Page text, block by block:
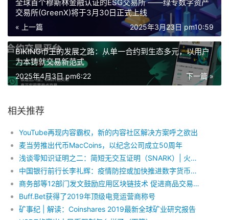
全球首个穆斯林金融认证的ESG交易所 ——绿专数字资产
交易所(GreenX)将于3月30日正式上线
« 上一篇 2025年3月23日 pm10:59
BIKING币王的发展之路：从单一合约到生态多元，以用户
为本铸就交易新范式
下一篇 »
2025年4月3日 pm6:22
相关推荐
YouTube再现内容霸权，新的内容社区解决方案呼之欲出
麦当劳推出代币MacCoins，以纪念公司成立50周年
浅谈零知识证明之二：简短无交互证明（SNARK）| 火星技术帖本文作者东泽，来自安比技术社区的小伙伴，目前就读于斯坦福大学，研究方向密码学，本系列文章来源于作者在斯坦福著名的课程《CS 251: Cryptocurrencies and blockchain technologies》上的学习笔记，该课程授课老师是密码学大拿 Dan Boneh。
中国银行前行长李礼辉：疫情防控或加快推进数字货币的发行
商务部等12部门发文鼓励应用区块链技术 促进商品交易发展
Buff.Bet获得了2019年顶级电竞运营商称号
矿事纪 | 解读：Coinshares 2019最新全球矿业研究报告